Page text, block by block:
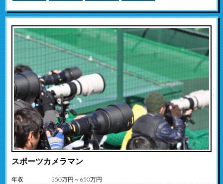
スポーツカメラマン
年収 350万円～650万円